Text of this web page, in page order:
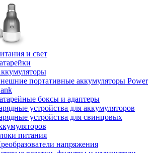
и свет
портативные аккумуляторы Power
боксы и адаптеры
устройства для аккумуляторов
устройства для свинцовых
питания
напряжения